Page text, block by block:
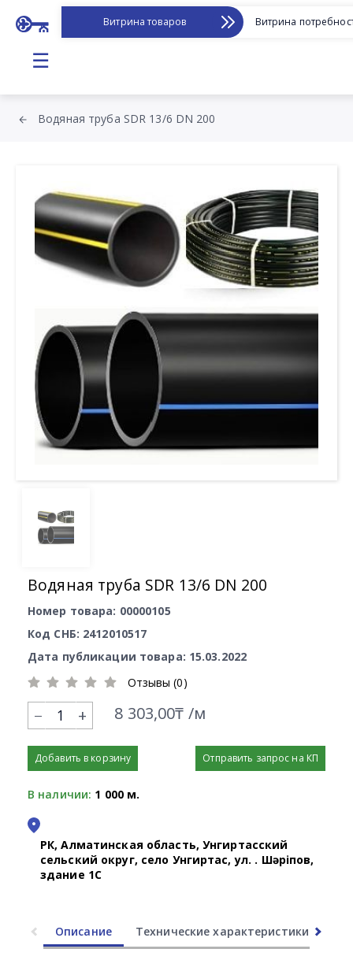
Витрина товаров Витрина
☰
Водяная труба SDR 13/6 DN 200
Водяная труба SDR 13/6 DN 200
Номер товара: 00000105
Код СНБ: 2412010517
Дата публикации товара: 15.03.2022
Отзывы (0)
+ 8 303,00₸ /м
Добавить в корзину Отправить запрос на КП
В наличии: 1 000 м.
РК, Алматинская область, Унгиртасский
сельский округ, село Унгиртас, ул. Қ. Шәріпов,
здание 1С
Описание Технические характеристики